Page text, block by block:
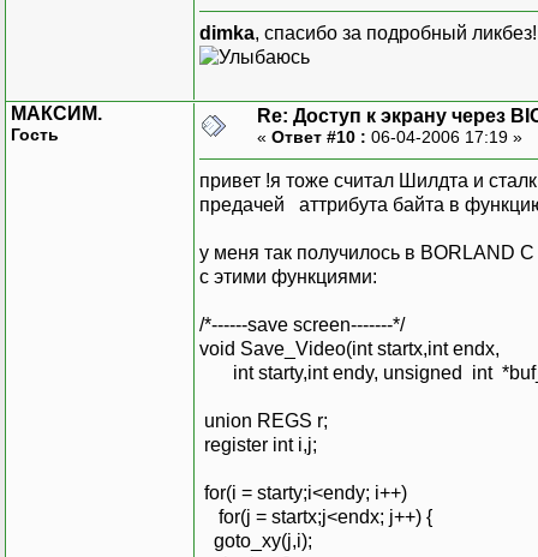
}
dimka, спасибо за подробный
МАКСИМ.
Гость
Re: Доступ к экрану через
« Ответ #10 : 06-04-2006 17:19 »
привет !я тоже считал Шилдта и
предачей аттрибута байта в
у меня так получилось в BORLAND C
c этими функциями:
/*------save screen-------*/
void Save_Video(int startx,int endx,
int starty,int endy, unsigned int
union REGS r;
register int i,j;
for(i = starty;i<endy; i++)
for(j = startx;j<endx; j++) {
goto_xy(j,i);